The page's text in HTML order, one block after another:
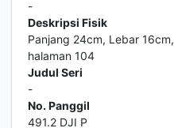
-
Deskripsi Fisik
Panjang 24cm, Lebar
halaman 104
Judul Seri
-
No. Panggil
491.2 DJI P